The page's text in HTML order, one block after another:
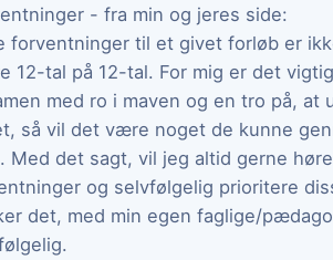
- fra min og jeres side:
forventninger til et givet forløb er
12-tal på 12-tal. For mig er det
med ro i maven og en tro på, at
så vil det være noget de kunne
Med det sagt, vil jeg altid gerne
og selvfølgelig prioritere
det, med min egen faglige/